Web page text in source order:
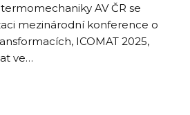
AV ČR se
mezinárodní konference o
ICOMAT 2025,
ve…